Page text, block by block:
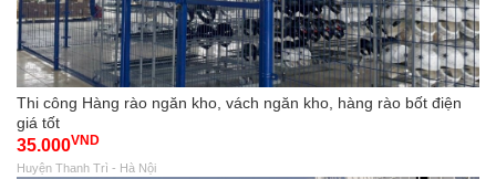
Thi công Hàng rào ngăn kho, vách ngăn kho, hàng rào bốt điện
giá tốt
35.000VND
Huyện Thanh Trì - Hà Nội